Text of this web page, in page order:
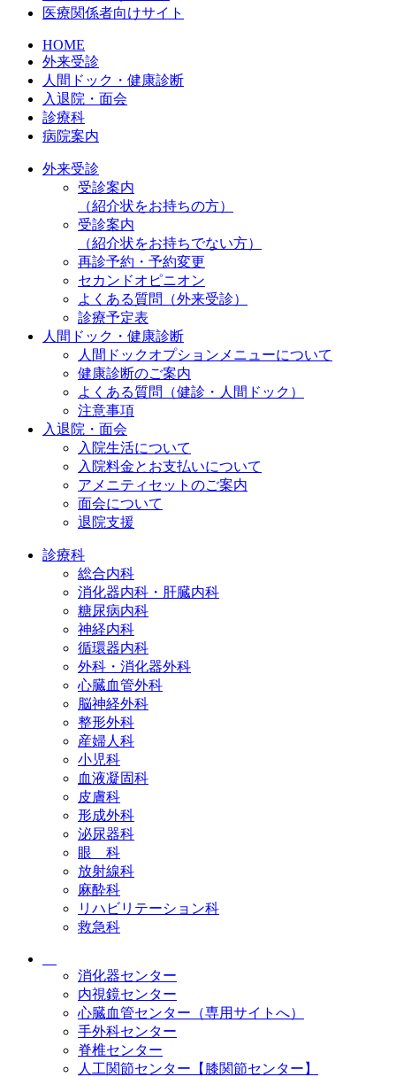
医療関係者向けサイト
HOME
外来受診
人間ドック・健康診断
入退院・面会
診療科
病院案内
外来受診
受診案内
（紹介状をお持ちの方）
受診案内
（紹介状をお持ちでない方）
再診予約・予約変更
セカンドオピニオン
よくある質問（外来受診）
診療予定表
人間ドック・健康診断
人間ドックオプションメニューについて
健康診断のご案内
よくある質問（健診・人間ドック）
注意事項
入退院・面会
入院生活について
入院料金とお支払いについて
アメニティセットのご案内
面会について
退院支援
診療科
総合内科
消化器内科・肝臓内科
糖尿病内科
神経内科
循環器内科
外科・消化器外科
心臓血管外科
脳神経外科
整形外科
産婦人科
小児科
血液凝固科
皮膚科
形成外科
泌尿器科
眼 科
放射線科
麻酔科
リハビリテーション科
救急科
消化器センター
内視鏡センター
心臓血管センター（専用サイトへ）
手外科センター
脊椎センター
人工関節センター【膝関節センター】